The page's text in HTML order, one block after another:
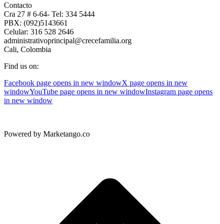
Contacto
Cra 27 # 6-64- Tel: 334 5444
PBX: (092)5143661
Celular: 316 528 2646
administrativoprincipal@crecefamilia.org
Cali, Colombia
Find us on:
Facebook page opens in new windowX page opens in new
windowYouTube page opens in new windowInstagram page opens
in new window
Powered by Marketango.co